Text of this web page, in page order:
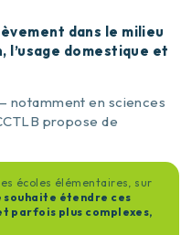
dans le milieu
domestique et
notamment en sciences
propose de
écoles élémentaires, sur
souhaite étendre ces
parfois plus complexes,